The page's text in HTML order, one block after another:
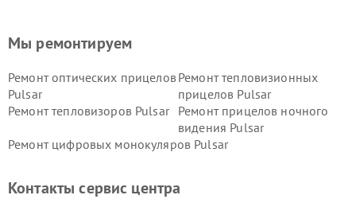
Мы ремонтируем
Ремонт оптических прицелов
Pulsar
Ремонт тепловизионных
прицелов Pulsar
Ремонт тепловизоров Pulsar
Ремонт прицелов ночного
видения Pulsar
Ремонт цифровых монокуляров Pulsar
Контакты сервис центра